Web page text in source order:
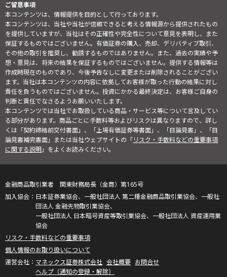
ご留意事項
本コンテンツは、情報提供を目的として行っております。
本コンテンツは、当社や当社が信頼できると考える情報源から提供されたもの
を提供していますが、当社はその正確性や完全性について意見を表明し、また
保証するものではございません。有価証券の購入、売却、デリバティブ取引、
その他の取引を推奨し、勧誘するものではありません。また、過去の実績や予
想・意見は、将来の結果を保証するものではございません。提供する情報等は
作成時現在のものであり、今後予告なしに変更または削除されることがござい
ます。当社は本コンテンツの内容に依拠してお客様が取った行動の結果に対し
責任を負うものではございません。投資にかかる最終決定は、お客様ご自身の
判断と責任でなさるようお願いいたします。
本コンテンツでは当社でお取扱している商品・サービス等について言及してい
る部分があります。商品ごとに手数料等およびリスクは異なりますので、詳し
くは「契約締結前交付書面」、「上場有価証券等書面」、「目論見書」、「目
論見書補完書面」または当社ウェブサイトの「リスク・手数料などの重要事項
に関する説明」をよくお読みください。
金融商品取引業者 関東財務局長（金商）第165号
日本証券業協会、一般社団法人 第二種金融商品取引業協会、一般社
団法人 金融先物取引業協会、
一般社団法人 日本暗号資産等取引業協会、一般社団法人 資産運用業
協会
リスク・手数料などの重要事項
個人情報のお取り扱いについて
マネックス証券株式会社 会社概要 お問合せ
ヘルプ（通知の登録・解除）